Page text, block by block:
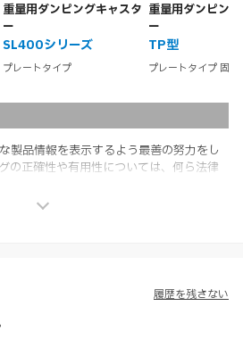
重量用ダンピングキャスタ
ー
SL400シリーズ
プレートタイプ
重量用ダンピン
ー
TP型
プレートタイプ 固定
製品情報を表示するよう最善の努力をし
の正確性や有用性については、何ら法律
売促進目的の利用に限ります。
利用にあたっては、WEBサイト利用規
品情報ガイドをご確認いただき、内容の
履歴を残さない